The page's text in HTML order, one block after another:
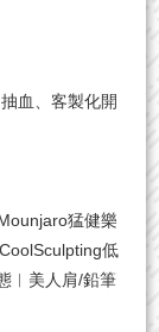
血、客製化開
猛健樂
低
︱美人肩/鉛筆